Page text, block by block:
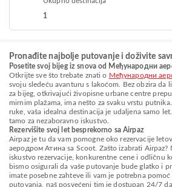
1
Pronađite najbolje putovanje i doživite
Posetite svoj bijeg iz snova od Међународни
Otkrijte sve što trebate znati o Међународни
svoju sledeću avanturu s lakoćom. Bez obzira da
za bijeg, otkrivajući živopisne urbane centre
mirnim plažama, ima nešto za svaku vrstu
ruke, vaša idealna destinacija je udaljena samo
tamo za nezaboravno iskustvo.
Rezervišite svoj let besprekorno sa Airpaz
Airpaz je tu da vam pomogne oko rezervacije
аеродром Атина sa Scoot. Zašto izabrati Airpaz?
iskustvo rezervacije, konkurentne cene i odličnu
bismo osigurali da vaše putovanje bude glatko i
imate posebne zahteve ili vam je potrebna
putovanja, naš posvećeni tim je dostupan 24/7